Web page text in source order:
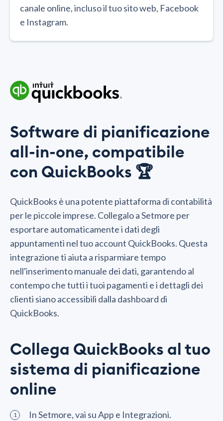
canale online, incluso il tuo sito web, Facebook
e Instagram.
Software di pianificazione
all-in-one, compatibile
con QuickBooks 🏆
QuickBooks è una potente piattaforma di contabilità
per le piccole imprese. Collegalo a Setmore per
esportare automaticamente i dati degli
appuntamenti nel tuo account QuickBooks. Questa
integrazione ti aiuta a risparmiare tempo
nell'inserimento manuale dei dati, garantendo al
contempo che tutti i tuoi pagamenti e i dettagli dei
clienti siano accessibili dalla dashboard di
QuickBooks.
Collega QuickBooks al tuo
sistema di pianificazione
online
In Setmore, vai su App e Integrazioni.